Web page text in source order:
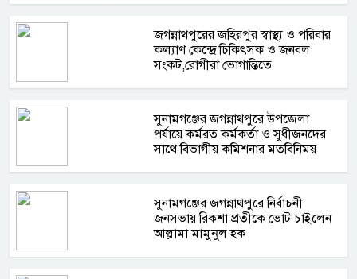
জগন্নাথপুরের জহিরপুর স্বাস্থ্য ও পরিবার
কল্যাণ কেন্দ্রে চিকিৎসক ও জনবল
সংকট,রোগীরা ভোগান্তিতে
সুনামগঞ্জের জগন্নাথপুরে উপজেলা
পর্যায়ে কর্মরত কর্মকর্তা ও সুধীজনদের
সাথে বিভাগীয় কমিশনার মতবিনিময়
সুনামগঞ্জের জগন্নাথপুরে নির্বাচনী
জনসভায় রিকশা প্রতীকে ভোট চাইলেন
আল্লামা মামুনুল হক